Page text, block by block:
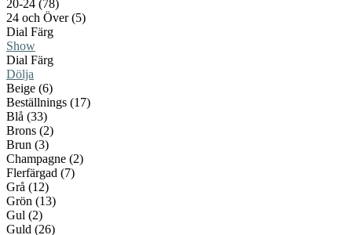
20-24 (78)
24 och Över (5)
Dial Färg
Show
Dial Färg
Dölja
Beige (6)
Beställnings (17)
Blå (33)
Brons (2)
Brun (3)
Champagne (2)
Flerfärgad (7)
Grå (12)
Grön (13)
Gul (2)
Guld (26)